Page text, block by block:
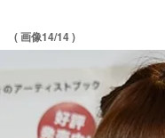
( 画像14/14 )